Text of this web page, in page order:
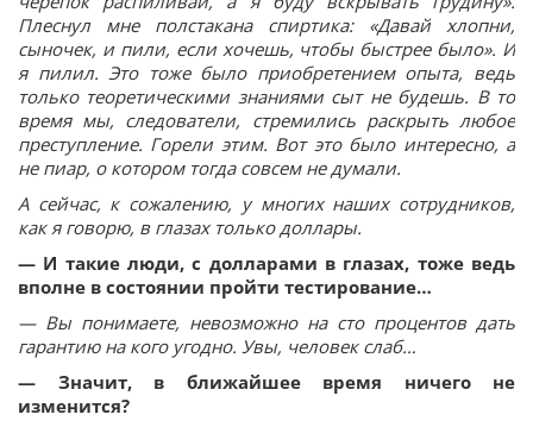
Плеснул мне полстакана спиртика: «Давай хлопни,
сыночек, и пили, если хочешь, чтобы быстрее было». И
я пилил. Это тоже было приобретением опыта, ведь
только теоретическими знаниями сыт не будешь. В то
время мы, следователи, стремились раскрыть любое
преступление. Горели этим. Вот это было интересно, а
не пиар, о котором тогда совсем не думали.
А сейчас, к сожалению, у многих наших сотрудников,
как я говорю, в глазах только доллары.
— И такие люди, с долларами в глазах, тоже ведь
вполне в состоянии пройти тестирование…
— Вы понимаете, невозможно на сто процентов дать
гарантию на кого угодно. Увы, человек слаб…
— Значит, в ближайшее время ничего не
изменится?